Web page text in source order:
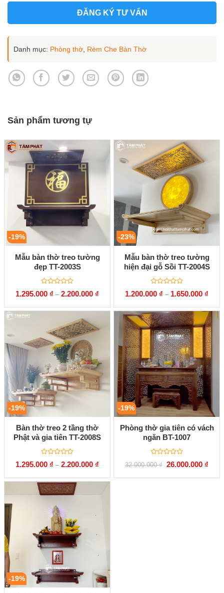
ĐĂNG KÝ TƯ VẤN
Danh mục: Phòng thờ Rèm Che Bàn Thờ
Sản phẩm tương tự
-19%
Mẫu bàn thờ treo tường
đẹp TT-2003S
Được
xếp
0
1.295.000 ₫ – 2.200.000 ₫
-23%
Mẫu bàn thờ treo tường
hiện đại gỗ Sồi TT-2004S
Được
xếp
0
5
sao
1.200.000 ₫ – 1.650.000 ₫
-19%
Bàn thờ treo 2 tầng thờ
Phật và gia tiên TT-2008S
Được
xếp
0
5
sao
1.295.000 ₫ – 2.200.000 ₫
-19%
Phòng thờ gia tiên có vách
ngăn BT-1007
Được
xếp
32.000.000₫ Giá
là:
26.000.000 ₫
tại
-19%